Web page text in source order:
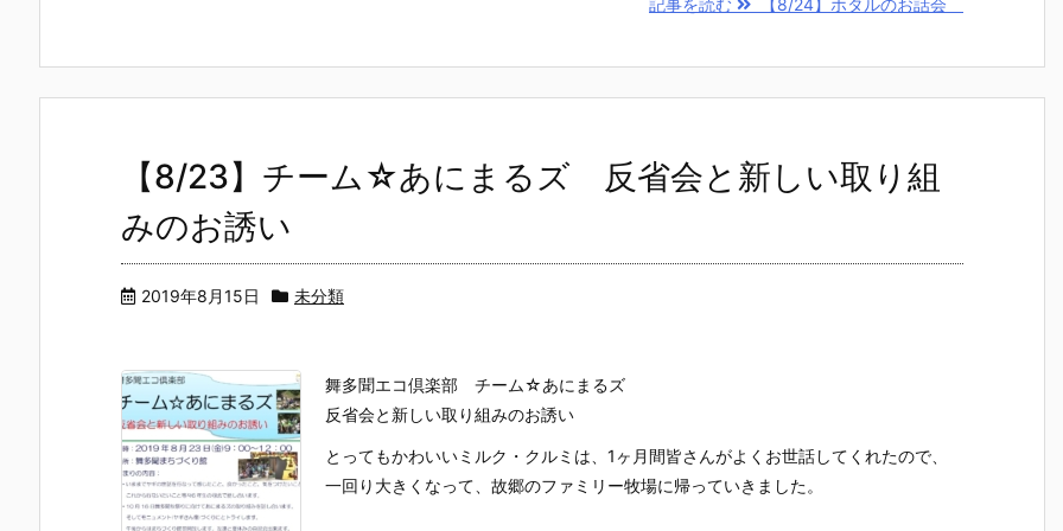
記事を読む 【8/24】ホタルのお話会
【8/23】チーム☆あにまるズ 反省会と新しい取り組
みのお誘い
2019年8月15日 未分類
舞多聞エコ倶楽部 チーム☆あにまるズ
反省会と新しい取り組みのお誘い
とってもかわいいミルク・クルミは、1ヶ月間皆さんがよくお世話してくれたので、
一回り大きくなって、故郷のファミリー牧場に帰っていきました。